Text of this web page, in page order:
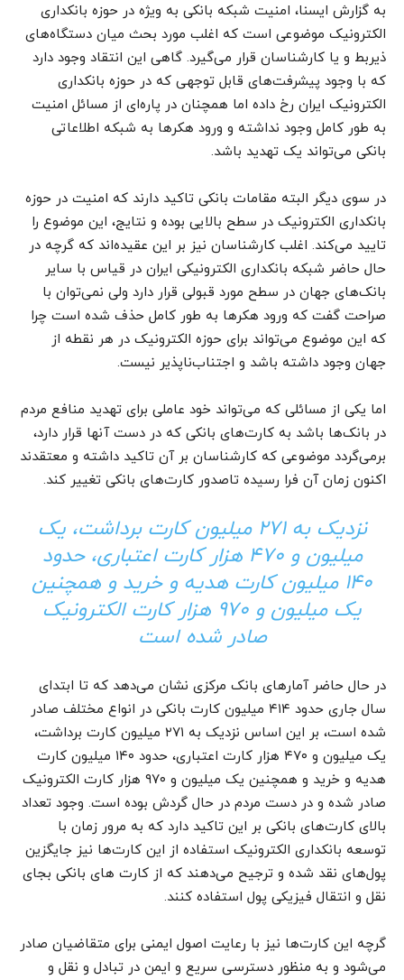
به گزارش ایسنا، امنیت شبکه بانکی به ویژه در حوزه بانکداری
الکترونیک موضوعی است که اغلب مورد بحث میان دستگاه‌های
ذیربط و یا کارشناسان قرار می‌گیرد. گاهی این انتقاد وجود دارد
که با وجود پیشرفت‌های قابل توجهی که در حوزه بانکداری
الکترونیک ایران رخ داده اما همچنان در پاره‌ای از مسائل امنیت
به طور کامل وجود نداشته و ورود هکرها به شبکه اطلاعاتی
بانکی می‌تواند یک تهدید باشد.
در سوی دیگر البته مقامات بانکی تاکید دارند که امنیت در حوزه
بانکداری الکترونیک در سطح بالایی بوده و نتایج، این موضوع را
تایید می‌کند. اغلب کارشناسان نیز بر این عقیده‌اند که گرچه در
حال حاضر شبکه بانکداری الکترونیکی ایران در قیاس با سایر
بانک‌های جهان در سطح مورد قبولی قرار دارد ولی نمی‌توان با
صراحت گفت که ورود هکرها به طور کامل حذف شده است چرا
که این موضوع می‌تواند برای حوزه الکترونیک در هر نقطه از
جهان وجود داشته باشد و اجتناب‌ناپذیر نیست.
اما یکی از مسائلی که می‌تواند خود عاملی برای تهدید منافع مردم
در بانک‌ها باشد به کارت‌های بانکی که در دست آنها قرار دارد،
برمی‌گردد موضوعی که کارشناسان بر آن تاکید داشته و معتقدند
اکنون زمان آن فرا رسیده تاصدور کارت‌های بانکی تغییر کند.
نزدیک به ۲۷۱ میلیون کارت برداشت، یک
میلیون و ۴۷۰ هزار کارت اعتباری، حدود
۱۴۰ میلیون کارت هدیه و خرید و همچنین
یک میلیون و ۹۷۰ هزار کارت الکترونیک
صادر شده است
در حال حاضر آمارهای بانک مرکزی نشان می‌دهد که تا ابتدای
سال جاری حدود ۴۱۴ میلیون کارت بانکی در انواع مختلف صادر
شده است، بر این اساس نزدیک به ۲۷۱ میلیون کارت برداشت،
یک میلیون و ۴۷۰ هزار کارت اعتباری، حدود ۱۴۰ میلیون کارت
هدیه و خرید و همچنین یک میلیون و ۹۷۰ هزار کارت الکترونیک
صادر شده و در دست مردم در حال گردش بوده است. وجود تعداد
بالای کارت‌های بانکی بر این تاکید دارد که به مرور زمان با
توسعه بانکداری الکترونیک استفاده از این کارت‌ها نیز جایگزین
پول‌های نقد شده و ترجیح می‌دهند که از کارت های بانکی بجای
نقل و انتقال فیزیکی پول استفاده کنند.
گرچه این کارت‌ها نیز با رعایت اصول ایمنی برای متقاضیان صادر
می‌شود و به منظور دسترسی سریع و ایمن در تبادل و نقل و